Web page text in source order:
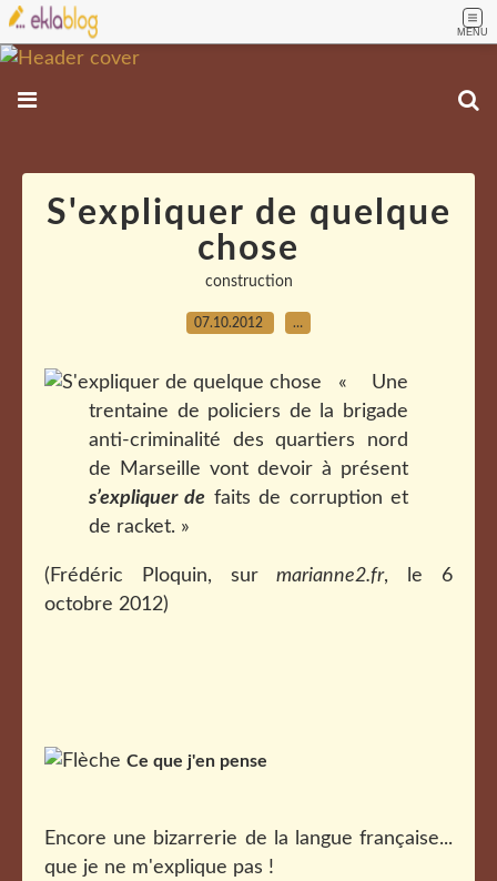
MENU
S'expliquer de quelque
chose
construction
07.10.2012 …
« Une
trentaine de policiers de la brigade
anti-criminalité des quartiers nord
de Marseille vont devoir à présent
s’expliquer de faits de corruption et
de racket. »
(Frédéric Ploquin, surmarianne2.fr, le 6
octobre 2012)
Ce que j'en pense
Encore une bizarrerie de la langue française...
que je ne m'explique pas !